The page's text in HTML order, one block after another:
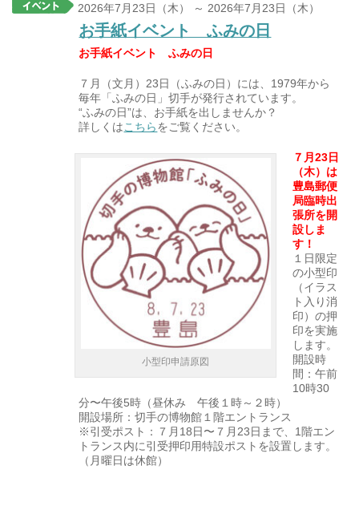
2026年7月23日（木） ～ 2026年7月23日（木）
お手紙イベント ふみの日
お手紙イベント ふみの日
７月（文月）23日（ふみの日）には、1979年から
毎年「ふみの日」切手が発行されています。
“ふみの日”は、お手紙を出しませんか？
詳しくはこちらをご覧ください。
小型印申請原図
７月23日
（木）は
豊島郵便
局臨時出
張所を開
設しま
す！
１日限定
の小型印
（イラス
ト入り消
印）の押
印を実施
します。
開設時
間：午前
10時30
分〜午後5時（昼休み 午後１時～２時）
開設場所：切手の博物館１階エントランス
※引受ポスト：７月18日〜７月23日まで、1階エン
トランス内に引受押印用特設ポストを設置します。
（月曜日は休館）